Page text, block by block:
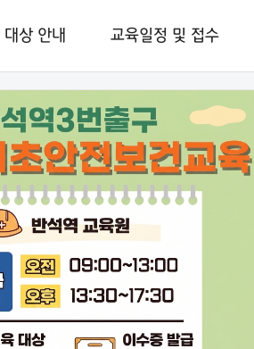
상 안내 교육일정 및 접수
능